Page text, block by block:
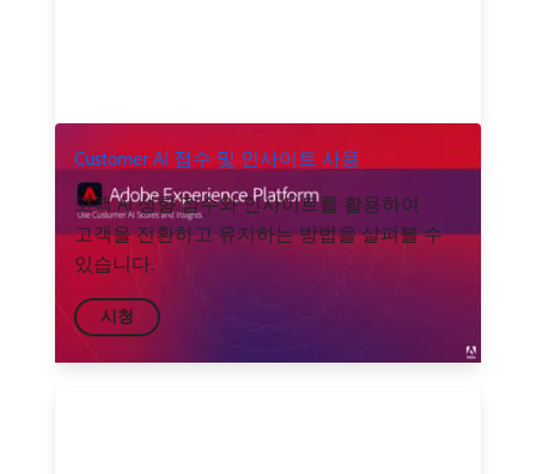
Customer AI 점수 및 인사이트 사용
고객 AI 성향 점수와 인사이트를 활용하여
고객을 전환하고 유지하는 방법을 살펴볼 수
있습니다.
시청